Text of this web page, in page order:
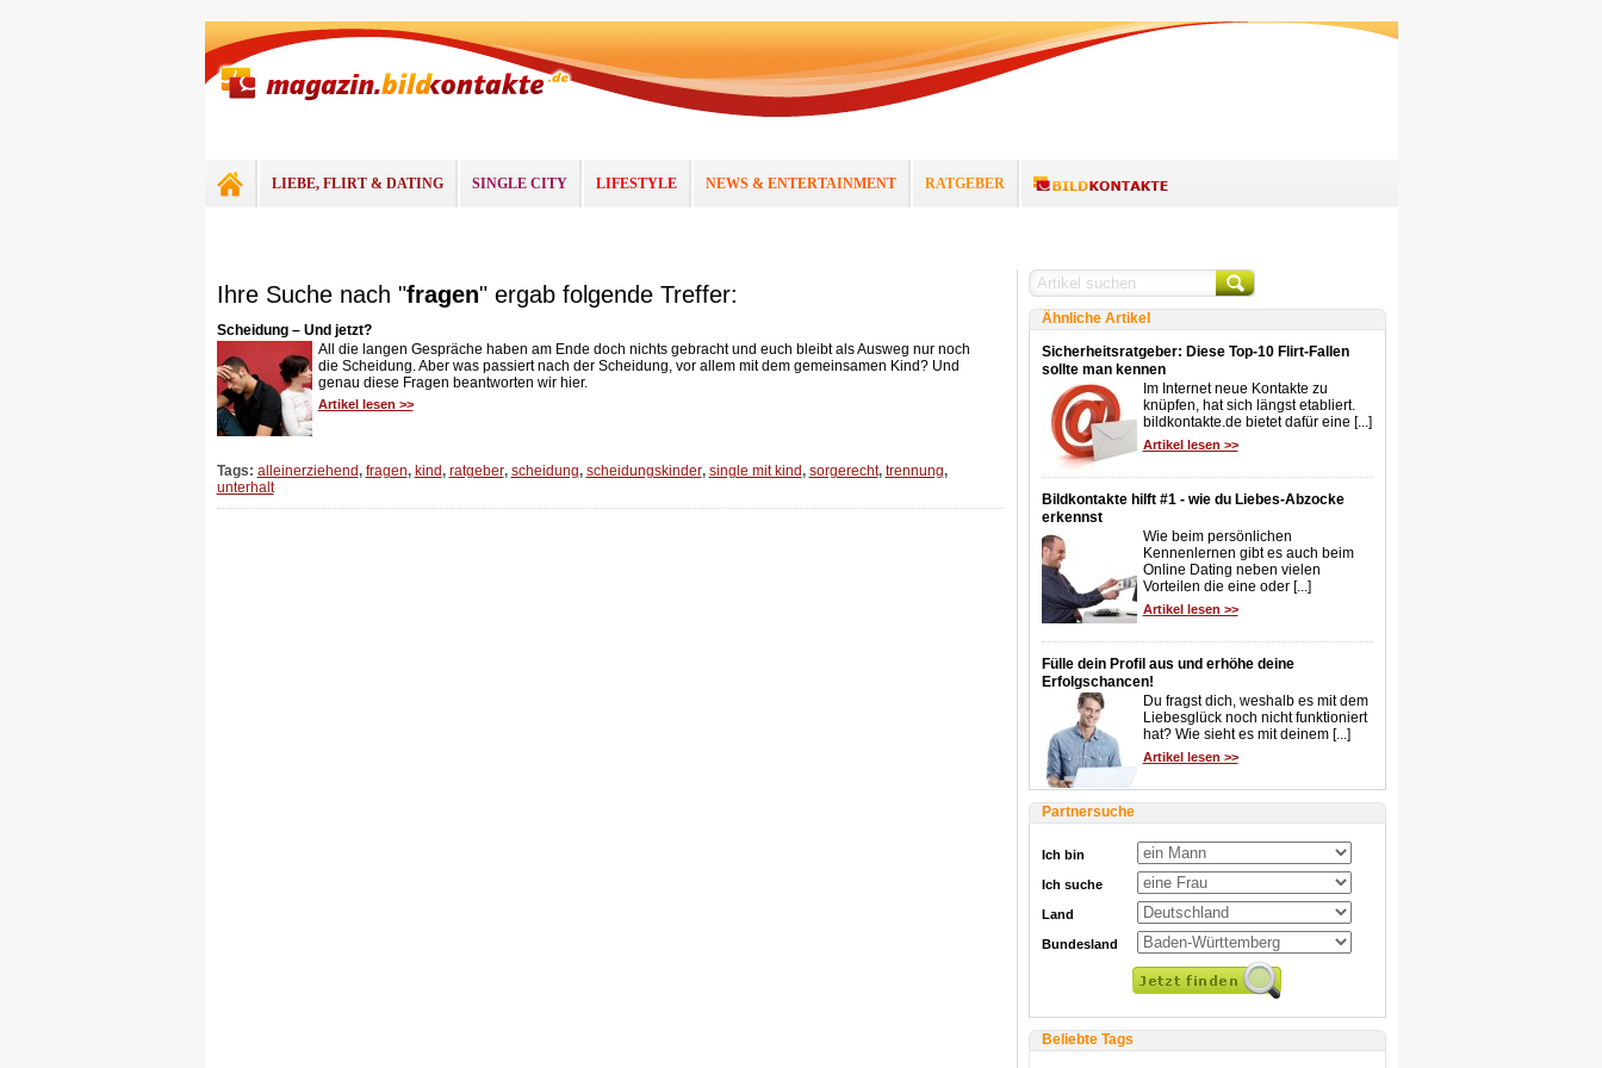
LIEBE, FLIRT & DATING SINGLE CITY LIFESTYLE NEWS & ENTERTAINMENT RATGEBER
Ihre Suche nach "fragen" ergab folgende Treffer:
Scheidung – Und jetzt?
All die langen Gespräche haben am Ende doch nichts gebracht und euch bleibt als Ausweg nur noch
die Scheidung. Aber was passiert nach der Scheidung, vor allem mit dem gemeinsamen Kind? Und
genau diese Fragen beantworten wir hier.
Artikel lesen >>
Tags: alleinerziehend, fragen, kind, ratgeber, scheidung, scheidungskinder, single mit kind, sorgerecht, trennung,
unterhalt
Ähnliche Artikel
Sicherheitsratgeber: Diese Top-10 Flirt-Fallen
sollte man kennen
Im Internet neue Kontakte zu
knüpfen, hat sich längst etabliert.
bildkontakte.de bietet dafür eine [...]
Artikel lesen >>
Bildkontakte hilft #1 - wie du Liebes-Abzocke
erkennst
Wie beim persönlichen
Kennenlernen gibt es auch beim
Online Dating neben vielen
Vorteilen die eine oder [...]
Artikel lesen >>
Fülle dein Profil aus und erhöhe deine
Erfolgschancen!
Du fragst dich, weshalb es mit dem
Liebesglück noch nicht funktioniert
hat? Wie sieht es mit deinem [...]
Artikel lesen >>
Partnersuche
Ich bin
Ich suche
Land
Bundesland
Beliebte Tags